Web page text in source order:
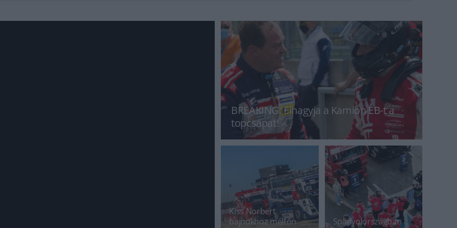
BREAKING: Elhagyja a Kamion EB-t a
topcsapat!
Kiss Norbert
bajnokhoz méltón
Spanyolországban